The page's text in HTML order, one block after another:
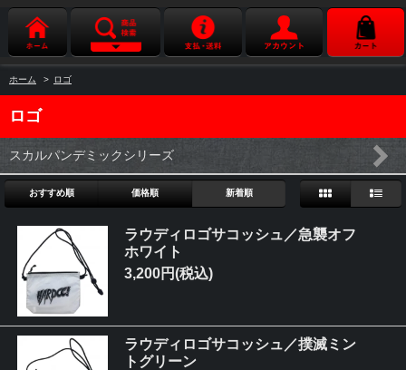
ホーム > ロゴ
ロゴ
スカルパンデミックシリーズ
おすすめ順 価格順 新着順
ラウディロゴサコッシュ／急襲オフ
ホワイト
3,200円(税込)
ラウディロゴサコッシュ／撲滅ミン
トグリーン